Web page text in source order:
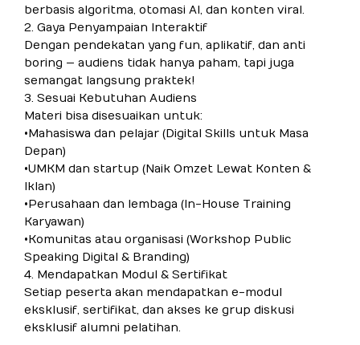
berbasis algoritma, otomasi AI, dan konten viral.
2. Gaya Penyampaian Interaktif
Dengan pendekatan yang fun, aplikatif, dan anti
boring — audiens tidak hanya paham, tapi juga
semangat langsung praktek!
3. Sesuai Kebutuhan Audiens
Materi bisa disesuaikan untuk:
• Mahasiswa dan pelajar (Digital Skills untuk Masa
Depan)
• UMKM dan startup (Naik Omzet Lewat Konten &
Iklan)
• Perusahaan dan lembaga (In-House Training
Karyawan)
• Komunitas atau organisasi (Workshop Public
Speaking Digital & Branding)
4. Mendapatkan Modul & Sertifikat
Setiap peserta akan mendapatkan e-modul
eksklusif, sertifikat, dan akses ke grup diskusi
eksklusif alumni pelatihan.